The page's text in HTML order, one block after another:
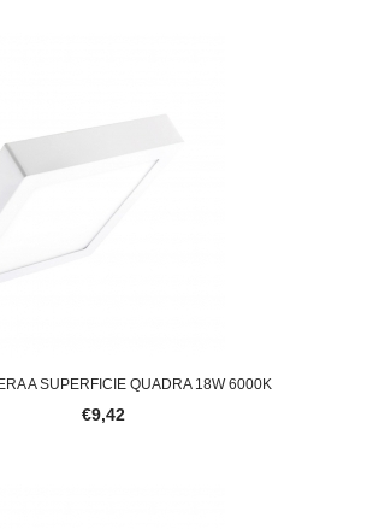
A SUPERFICIE QUADRA 18W 6000K
€9,42